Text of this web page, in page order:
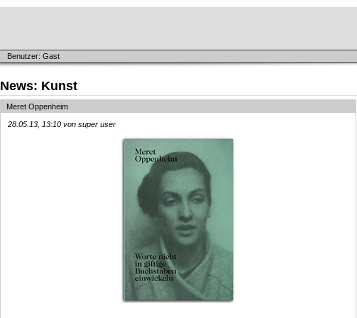
Benutzer: Gast
News: Kunst
Meret Oppenheim
28.05.13, 13:10 von super user